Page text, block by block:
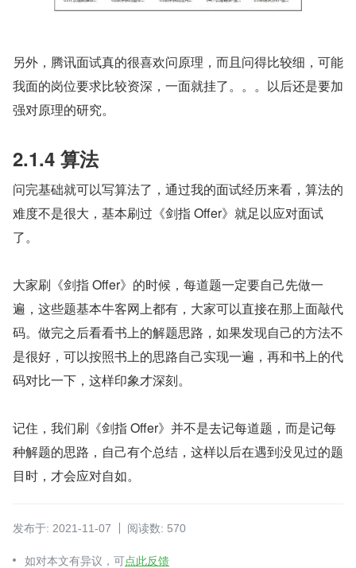
另外，腾讯面试真的很喜欢问原理，而且问得比较细，可能
我面的岗位要求比较资深，一面就挂了。。。以后还是要加
强对原理的研究。
2.1.4 算法
问完基础就可以写算法了，通过我的面试经历来看，算法的
难度不是很大，基本刷过《剑指 Offer》就足以应对面试
了。
大家刷《剑指 Offer》的时候，每道题一定要自己先做一
遍，这些题基本牛客网上都有，大家可以直接在那上面敲代
码。做完之后看看书上的解题思路，如果发现自己的方法不
是很好，可以按照书上的思路自己实现一遍，再和书上的代
码对比一下，这样印象才深刻。
记住，我们刷《剑指 Offer》并不是去记每道题，而是记每
种解题的思路，自己有个总结，这样以后在遇到没见过的题
目时，才会应对自如。
发布于: 2021-11-07 阅读数: 570
如对本文有异议，可点此反馈